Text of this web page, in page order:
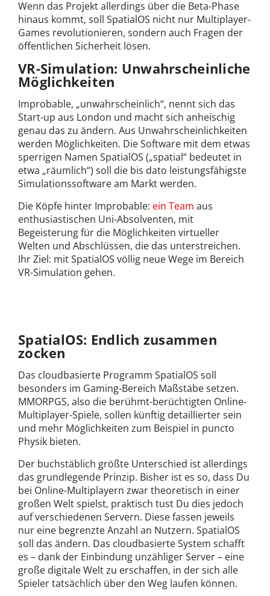
Wenn das Projekt allerdings über die Beta-Phase
hinaus kommt, soll SpatialOS nicht nur Multiplayer-
Games revolutionieren, sondern auch Fragen der
öffentlichen Sicherheit lösen.
VR-Simulation: Unwahrscheinliche
Möglichkeiten
Improbable, „unwahrscheinlich“, nennt sich das
Start-up aus London und macht sich anheischig
genau das zu ändern. Aus Unwahrscheinlichkeiten
werden Möglichkeiten. Die Software mit dem etwas
sperrigen Namen SpatialOS („spatial“ bedeutet in
etwa „räumlich“) soll die bis dato leistungsfähigste
Simulationssoftware am Markt werden.
Die Köpfe hinter Improbable: ein Team aus
enthusiastischen Uni-Absolventen, mit
Begeisterung für die Möglichkeiten virtueller
Welten und Abschlüssen, die das unterstreichen.
Ihr Ziel: mit SpatialOS völlig neue Wege im Bereich
VR-Simulation gehen.
SpatialOS: Endlich zusammen
zocken
Das cloudbasierte Programm SpatialOS soll
besonders im Gaming-Bereich Maßstäbe setzen.
MMORPGS, also die berühmt-berüchtigten Online-
Multiplayer-Spiele, sollen künftig detaillierter sein
und mehr Möglichkeiten zum Beispiel in puncto
Physik bieten.
Der buchstäblich größte Unterschied ist allerdings
das grundlegende Prinzip. Bisher ist es so, dass Du
bei Online-Multiplayern zwar theoretisch in einer
großen Welt spielst, praktisch tust Du dies jedoch
auf verschiedenen Servern. Diese fassen jeweils
nur eine begrenzte Anzahl an Nutzern. SpatialOS
soll das ändern. Das cloudbasierte System schafft
es – dank der Einbindung unzähliger Server – eine
große digitale Welt zu erschaffen, in der sich alle
Spieler tatsächlich über den Weg laufen können.